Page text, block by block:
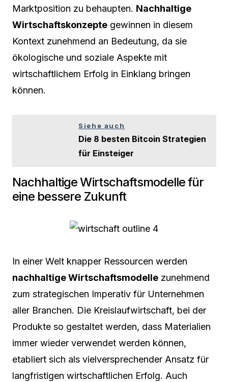
Marktposition zu behaupten. Nachhaltige
Wirtschaftskonzepte gewinnen in diesem
Kontext zunehmend an Bedeutung, da sie
ökologische und soziale Aspekte mit
wirtschaftlichem Erfolg in Einklang bringen
können.
Siehe auch
Die 8 besten Bitcoin Strategien
für Einsteiger
Nachhaltige Wirtschaftsmodelle für
eine bessere Zukunft
In einer Welt knapper Ressourcen werden
nachhaltige Wirtschaftsmodelle zunehmend
zum strategischen Imperativ für Unternehmen
aller Branchen. Die Kreislaufwirtschaft, bei der
Produkte so gestaltet werden, dass Materialien
immer wieder verwendet werden können,
etabliert sich als vielversprechender Ansatz für
langfristigen wirtschaftlichen Erfolg. Auch